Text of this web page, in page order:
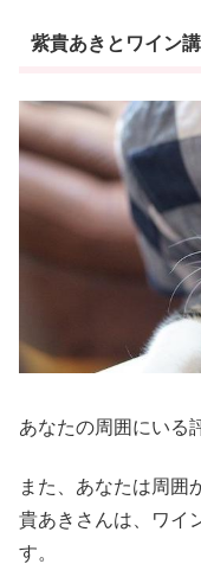
紫貴あきとワイン
あなたの周囲にいる
また、あなたは周囲
貴あきさんは、ワイ
す。